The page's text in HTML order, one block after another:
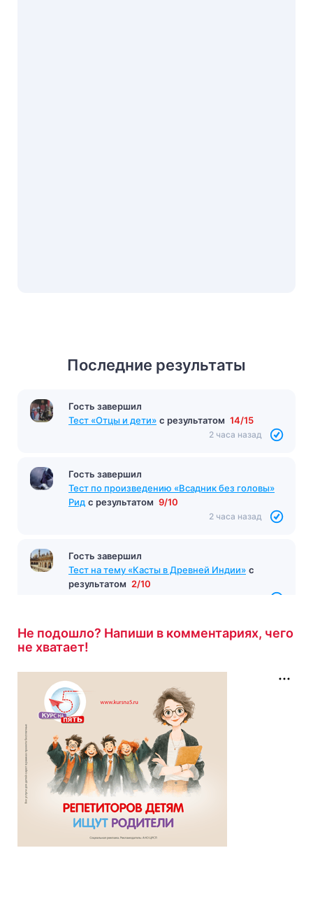
Последние результаты
Гость завершил
Тест по произведению «Пигмалион» Шоу
Тест «Отцы и дети»
2 часа назад
Рид с результатом
2 часа назад
Тест на тему «Касты в Древней Индии» с
результатом
Не подошло? Напиши в комментариях, чего
не хватает!